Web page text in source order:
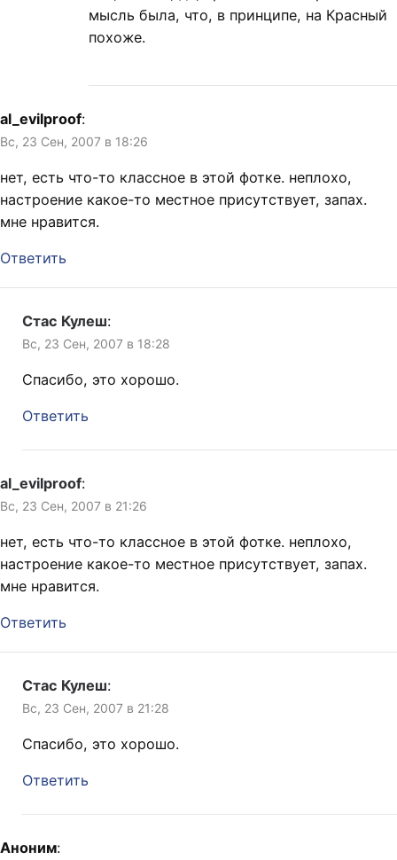
мысль была, что, в принципе, на Красный
похоже.
al_evilproof:
Вс, 23 Сен, 2007 в 18:26
нет, есть что-то классное в этой фотке. неплохо,
настроение какое-то местное присутствует, запах.
мне нравится.
Ответить
Стас Кулеш:
Вс, 23 Сен, 2007 в 18:28
Спасибо, это хорошо.
Ответить
al_evilproof:
Вс, 23 Сен, 2007 в 21:26
нет, есть что-то классное в этой фотке. неплохо,
настроение какое-то местное присутствует, запах.
мне нравится.
Ответить
Стас Кулеш:
Вс, 23 Сен, 2007 в 21:28
Спасибо, это хорошо.
Ответить
Аноним: